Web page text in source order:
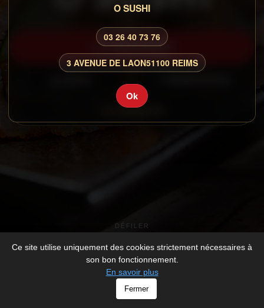
O SUSHI
03 26 40 73 76
3 AVENUE DE LAON51100 REIMS
Ok
COMMANDER
CONNEXION
DÉFILER
Ce site utilise uniquement des cookies strictement nécessaires à
son bon fonctionnement.
En savoir plus
Fermer
© O SUSHI - All rights Reserved -